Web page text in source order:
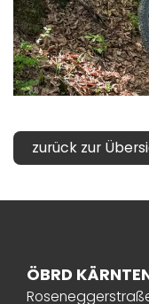
zurück zur
ÖBRD